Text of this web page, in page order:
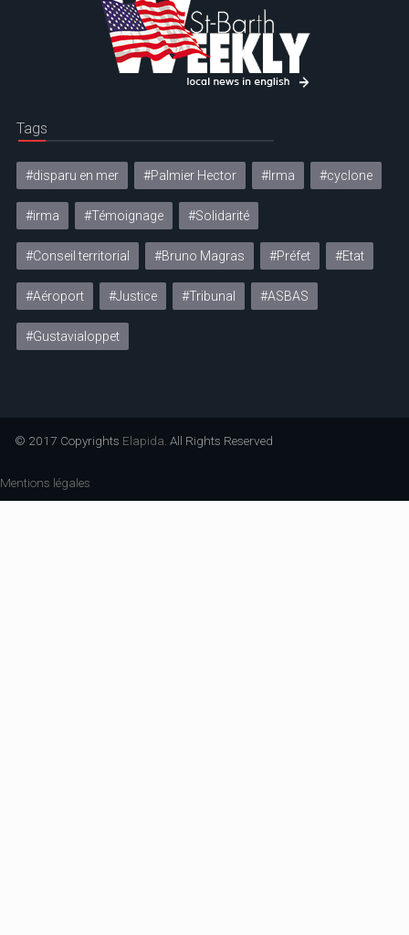
Tags
#disparu en mer #Palmier Hector #Irma #cyclone
#irma #Témoignage #Solidarité
#Conseil territorial #Bruno Magras #Préfet #Etat
#Aéroport #Justice #Tribunal #ASBAS
#Gustavialoppet
© 2017 Copyrights Elapida . All Rights Reserved
Mentions légales